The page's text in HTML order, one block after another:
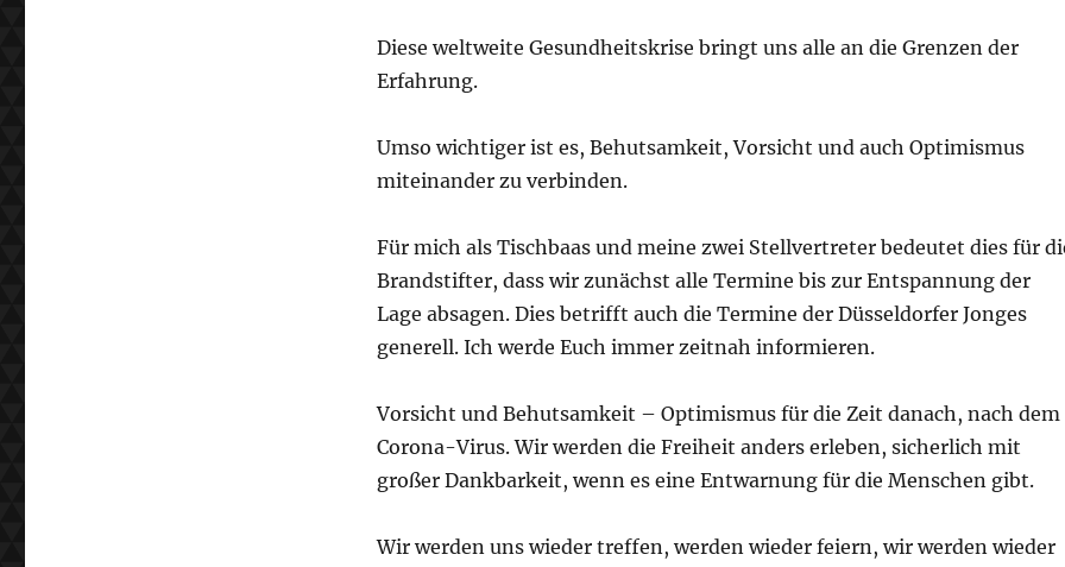
Diese weltweite Gesundheitskrise bringt uns alle an die Grenzen der
Erfahrung.
Umso wichtiger ist es, Behutsamkeit, Vorsicht und auch Optimismus
miteinander zu verbinden.
Für mich als Tischbaas und meine zwei Stellvertreter bedeutet dies für
Brandstifter, dass wir zunächst alle Termine bis zur Entspannung der
Lage absagen. Dies betrifft auch die Termine der Düsseldorfer Jonges
generell. Ich werde Euch immer zeitnah informieren.
Vorsicht und Behutsamkeit – Optimismus für die Zeit danach, nach dem
Corona-Virus. Wir werden die Freiheit anders erleben, sicherlich mit
großer Dankbarkeit, wenn es eine Entwarnung für die Menschen gibt.
Wir werden uns wieder treffen, werden wieder feiern, wir werden wieder